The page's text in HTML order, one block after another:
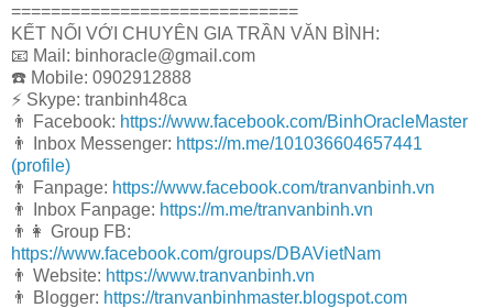
=============================
KẾT NỐI VỚI CHUYÊN GIA TRẦN VĂN BÌNH:
📧 Mail: binhoracle@gmail.com
☎️ Mobile: 0902912888
⚡️ Skype: tranbinh48ca
👨 Facebook: https://www.facebook.com/BinhOracleMaster
👨 Inbox Messenger: https://m.me/101036604657441
(profile)
👨 Fanpage: https://www.facebook.com/tranvanbinh.vn
👨 Inbox Fanpage: https://m.me/tranvanbinh.vn
👨👩 Group FB:
https://www.facebook.com/groups/DBAVietNam
👨 Website: https://www.tranvanbinh.vn
👨 Blogger: https://tranvanbinhmaster.blogspot.com